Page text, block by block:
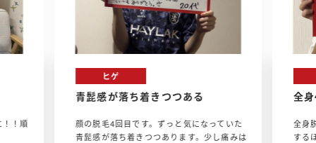
！順
ヒゲ
青髭感が落ち着きつつある
顔の脱毛4回目です。ずっと気になっていた
青髭感が落ち着きつつあります。少し痛みは
全
全身
する